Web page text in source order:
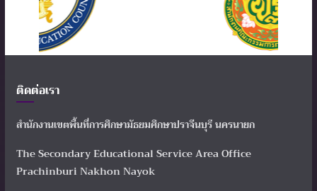
ติดต่อเรา
สำนักงานเขตพื้นที่การศึกษามัธยมศึกษาปราจีนบุรี นครนายก
The Secondary Educational Service Area Office
Prachinburi Nakhon Nayok